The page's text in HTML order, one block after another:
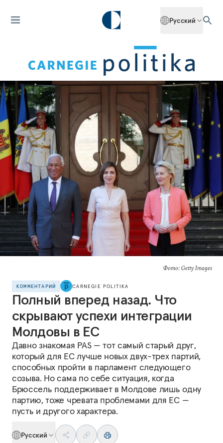
Русский
Фото: Getty Images
КОММЕНТАРИЙ CARNEGIE POLITIKA
Полный вперед назад. Что
скрывают успехи интеграции
Молдовы в ЕС
Давно знакомая PAS — тот самый старый друг,
который для ЕС лучше новых двух-трех партий,
способных пройти в парламент следующего
созыва. Но сама по себе ситуация, когда
Брюссель поддерживает в Молдове лишь одну
партию, тоже чревата проблемами для ЕС —
пусть и другого характера.
Русский